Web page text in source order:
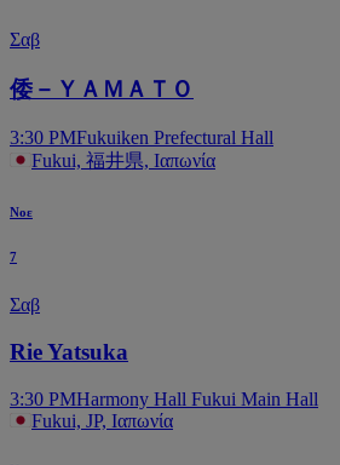
Σαβ
倭－ＹＡＭＡＴＯ
3:30 PMFukuiken Prefectural Hall
Fukui, 福井県, Ιαπωνία
Νοε
7
Σαβ
Rie Yatsuka
3:30 PMHarmony Hall Fukui Main Hall
Fukui, JP, Ιαπωνία